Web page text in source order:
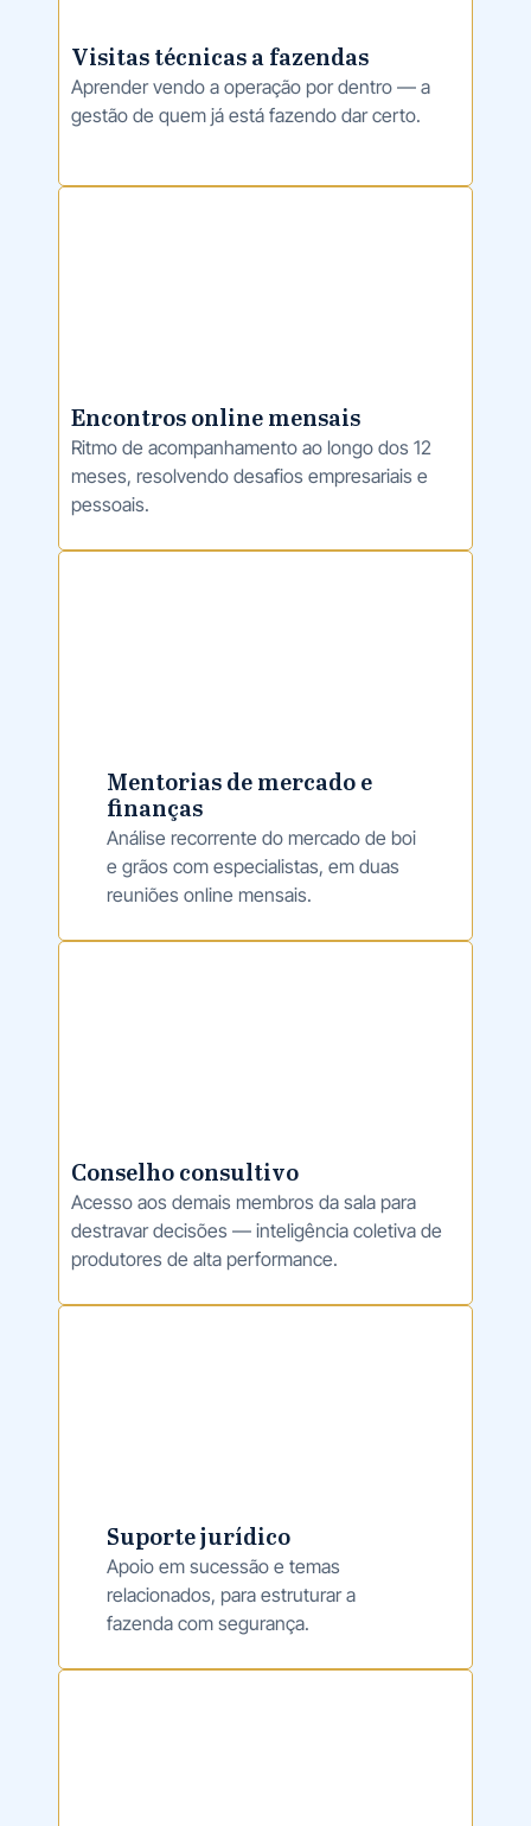
Visitas técnicas a fazendas
Aprender vendo a operação por dentro — a
gestão de quem já está fazendo dar certo.
Encontros online mensais
Ritmo de acompanhamento ao longo dos 12
meses, resolvendo desafios empresariais e
pessoais.
Mentorias de mercado e
finanças
Análise recorrente do mercado de boi
e grãos com especialistas, em duas
reuniões online mensais.
Conselho consultivo
Acesso aos demais membros da sala para
destravar decisões — inteligência coletiva de
produtores de alta performance.
Suporte jurídico
Apoio em sucessão e temas
relacionados, para estruturar a
fazenda com segurança.